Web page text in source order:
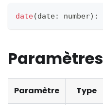
date(date: number) :
Paramètres
Paramètre Type